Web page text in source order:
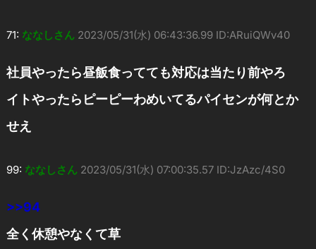
71: ななしさん 2023/05/31(水) 06:43:36.99 ID:ARuiQWv40
社員やったら昼飯食ってても対応は当たり前やろ
イトやったらピーピーわめいてるパイセンが何とか
せえ
99: ななしさん 2023/05/31(水) 07:00:35.57 ID:JzAzc/4S0
>>94
全く休憩やなくて草